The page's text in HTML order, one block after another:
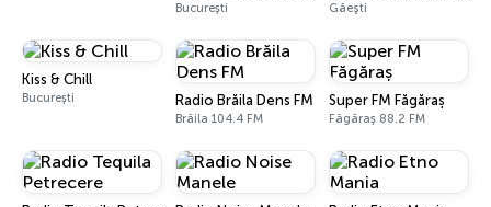
București Găeşti
Kiss & Chill
București Radio Brăila Dens FM
Brăila 104.4 FM
Super FM Făgăraș
Făgăraș 88.2 FM